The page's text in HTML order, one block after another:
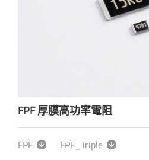
FPF 厚膜高功率電阻
FPF FPF_Triple